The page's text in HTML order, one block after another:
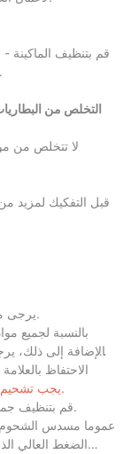
الإصلاح الخاصة بالزيت أو الوقود أو عوامل الحماية.
التخلص من
لا تتخلص من
قبل التفكيك لمزيد
·يرجى مراعاة تعليمات التشحيم الخاصة بالشركة المصنعة.
بالإضافة إلى ذلك،
الاحتفاظ
إجراء تغييرات، فيجب تجنب خلط الزيوت المختلفة.
يجب تشحيم جميع حلمات التشحيم وفقًا لخطة الصيانة/التشحيم.
·قم بتنظيف جميع حلمات التشحيم قبل التشحيم بمسدس الشحوم.
عموما مسدس الشحوم
الضغط العالي